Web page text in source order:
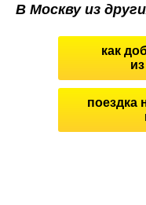
В Москву из
как
поездка